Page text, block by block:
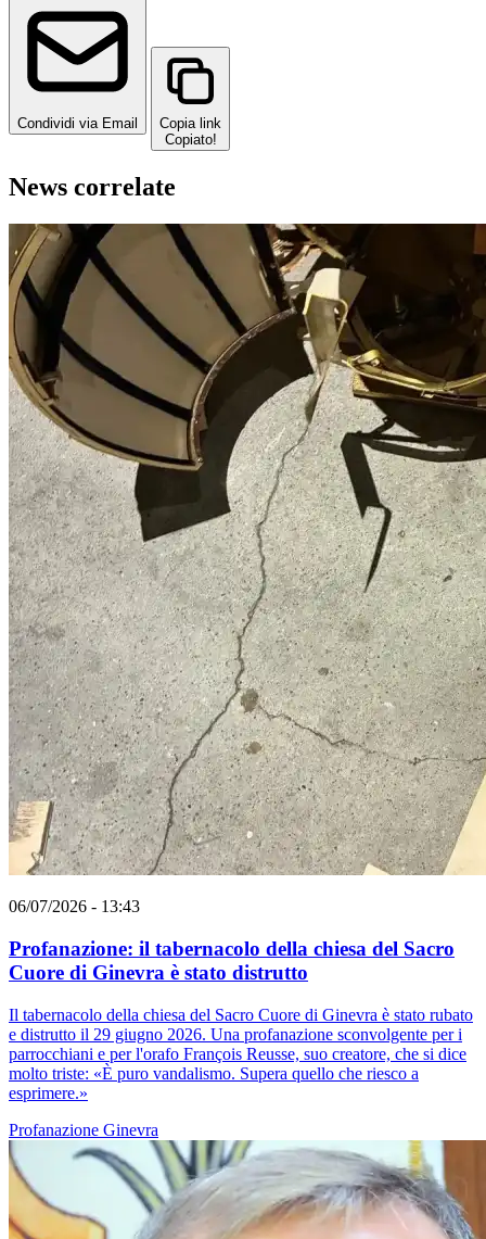
Condividi via Email
Copia link
Copiato!
News correlate
06/07/2026 - 13:43
Profanazione: il tabernacolo della chiesa del Sacro
Cuore di Ginevra è stato distrutto
Il tabernacolo della chiesa del Sacro Cuore di Ginevra è stato rubato
e distrutto il 29 giugno 2026. Una profanazione sconvolgente per i
parrocchiani e per l'orafo François Reusse, suo creatore, che si dice
molto triste: «È puro vandalismo. Supera quello che riesco a
esprimere.»
Profanazione Ginevra